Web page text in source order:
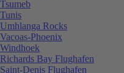
Tsumeb
Tunis
Umhlanga Rocks
Vacoas-Phoenix
Windhoek
Richards Bay Flughafen
Saint-Denis Flughafen